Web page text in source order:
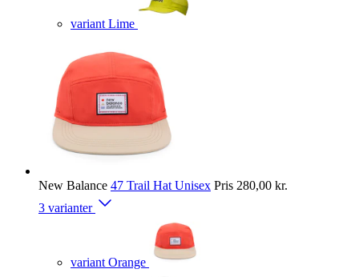
variant Lime
New Balance 47 Trail Hat Unisex Pris 280,00 kr.
3 varianter
variant Orange